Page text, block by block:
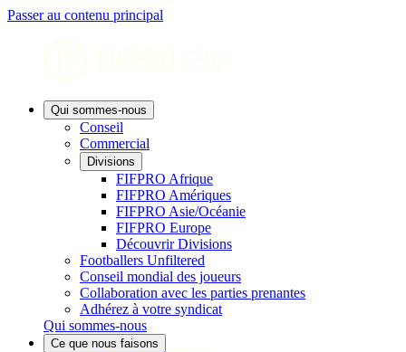
Passer au contenu principal
Qui sommes-nous
Conseil
Commercial
Divisions
FIFPRO Afrique
FIFPRO Amériques
FIFPRO Asie/Océanie
FIFPRO Europe
Découvrir Divisions
Footballers Unfiltered
Conseil mondial des joueurs
Collaboration avec les parties prenantes
Adhérez à votre syndicat
Qui sommes-nous
Ce que nous faisons